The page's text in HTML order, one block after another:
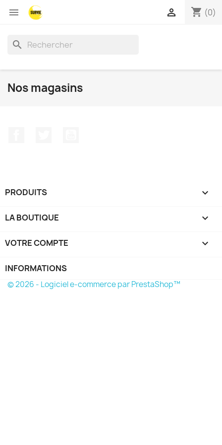
 shopping_cart (0)

search
Nos magasins
PRODUITS 
LA BOUTIQUE 
VOTRE COMPTE 
INFORMATIONS
© 2026 - Logiciel e-commerce par PrestaShop™